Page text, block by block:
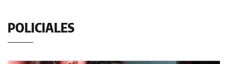
POLICIALES